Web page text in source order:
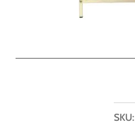
SKU: